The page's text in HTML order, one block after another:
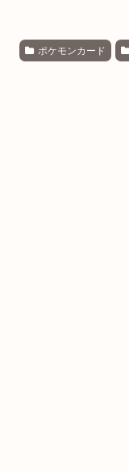
ポケモンカード